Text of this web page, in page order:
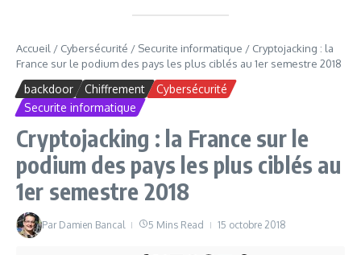
Accueil / Cybersécurité / Securite informatique / Cryptojacking : la
France sur le podium des pays les plus ciblés au 1er semestre 2018
backdoor Chiffrement
Cybersécurité
Securite informatique
Cryptojacking : la France sur le
podium des pays les plus ciblés au
1er semestre 2018
Par Damien Bancal 5 Mins Read 15 octobre 2018